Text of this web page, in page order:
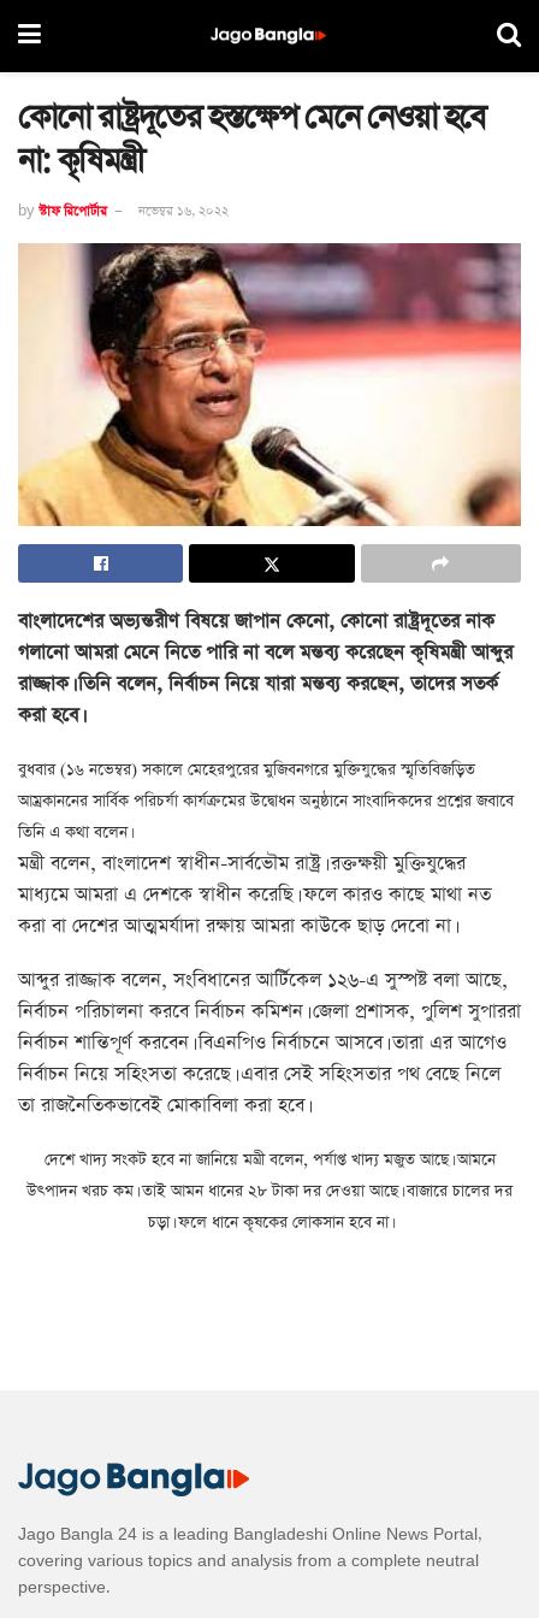
কোনো রাষ্ট্রদূতের হস্তক্ষেপ মেনে নেওয়া হবে
না: কৃষিমন্ত্রী
by স্টাফ রিপোর্টার নভেম্বর ১৬, ২০২২
বাংলাদেশের অভ্যন্তরীণ বিষয়ে জাপান কেনো, কোনো রাষ্ট্রদূতের নাক
গলানো আমরা মেনে নিতে পারি না বলে মন্তব্য করেছেন কৃষিমন্ত্রী আব্দুর
রাজ্জাক। তিনি বলেন, নির্বাচন নিয়ে যারা মন্তব্য করছেন, তাদের সতর্ক
করা হবে।
বুধবার (১৬ নভেম্বর) সকালে মেহেরপুরের মুজিবনগরে মুক্তিযুদ্ধের স্মৃতিবিজড়িত
আম্রকাননের সার্বিক পরিচর্যা কার্যক্রমের উদ্বোধন অনুষ্ঠানে সাংবাদিকদের প্রশ্নের জবাবে
তিনি এ কথা বলেন।
মন্ত্রী বলেন, বাংলাদেশ স্বাধীন-সার্বভৌম রাষ্ট্র। রক্তক্ষয়ী মুক্তিযুদ্ধের
মাধ্যমে আমরা এ দেশকে স্বাধীন করেছি। ফলে কারও কাছে মাথা নত
করা বা দেশের আত্মমর্যাদা রক্ষায় আমরা কাউকে ছাড় দেবো না।
আব্দুর রাজ্জাক বলেন, সংবিধানের আর্টিকেল ১২৬-এ সুস্পষ্ট বলা আছে,
নির্বাচন পরিচালনা করবে নির্বাচন কমিশন। জেলা প্রশাসক, পুলিশ সুপাররা
নির্বাচন শান্তিপূর্ণ করবেন। বিএনপিও নির্বাচনে আসবে। তারা এর আগেও
নির্বাচন নিয়ে সহিংসতা করেছে। এবার সেই সহিংসতার পথ বেছে নিলে
তা রাজনৈতিকভাবেই মোকাবিলা করা হবে।
দেশে খাদ্য সংকট হবে না জানিয়ে মন্ত্রী বলেন, পর্যাপ্ত খাদ্য মজুত আছে। আমনে
উৎপাদন খরচ কম। তাই আমন ধানের ২৮ টাকা দর দেওয়া আছে। বাজারে চালের দর
চড়া। ফলে ধানে কৃষকের লোকসান হবে না।
Jago Bangla 24 is a leading Bangladeshi Online News Portal,
covering various topics and analysis from a complete neutral
perspective.